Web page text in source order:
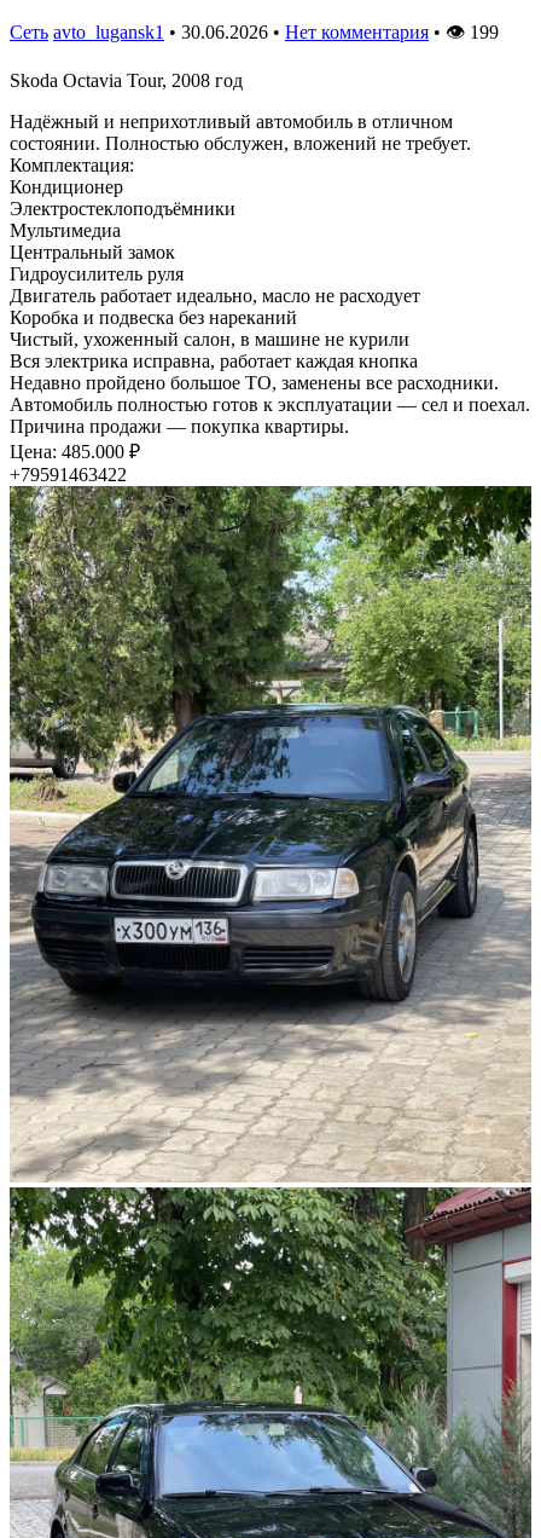
Сеть avto_lugansk1 • 30.06.2026 • Нет комментария • 👁 199
Skoda Octavia Tour, 2008 год
Надёжный и неприхотливый автомобиль в отличном
состоянии. Полностью обслужен, вложений не требует.
Комплектация:
Кондиционер
Электростеклоподъёмники
Мультимедиа
Центральный замок
Гидроусилитель руля
Двигатель работает идеально, масло не расходует
Коробка и подвеска без нареканий
Чистый, ухоженный салон, в машине не курили
Вся электрика исправна, работает каждая кнопка
Недавно пройдено большое ТО, заменены все расходники.
Автомобиль полностью готов к эксплуатации — сел и поехал.
Причина продажи — покупка квартиры.
Цена: 485.000 ₽
+79591463422